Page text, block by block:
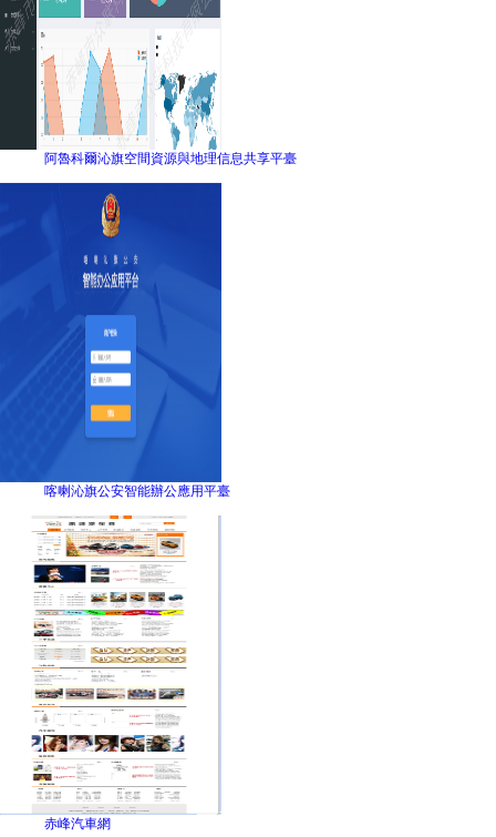
阿魯科爾沁旗空間資源與地理信息共享平臺
喀喇沁旗公安智能辦公應用平臺
赤峰汽車網